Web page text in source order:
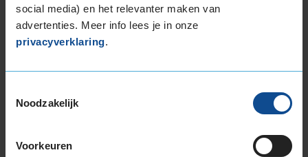
social media) en het relevanter maken van
advertenties. Meer info lees je in onze
privacyverklaring.
Noodzakelijk
Voorkeuren
Balanceren
Ventiel of TPMS service
Item